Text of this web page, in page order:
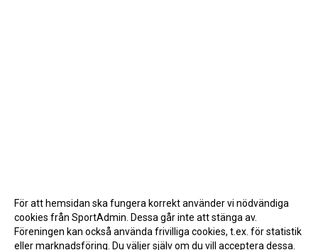
För att hemsidan ska fungera korrekt använder vi nödvändiga
cookies från SportAdmin. Dessa går inte att stänga av.
Föreningen kan också använda frivilliga cookies, t.ex. för statistik
eller marknadsföring. Du väljer själv om du vill acceptera dessa.